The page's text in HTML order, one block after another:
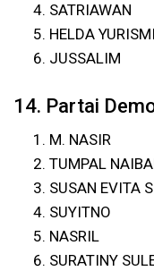
SATRIAWAN
HELDA
JUSSALIM
14. Partai
M. NASIR
TUMPAL
SUSAN EVITA
SUYITNO
NASRIL
SURATINY